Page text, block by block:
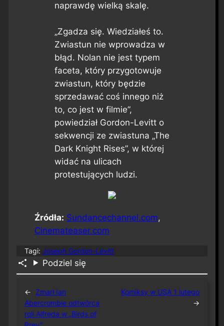
naprawdę wielką skalę.
„Zgadza się. Wiedziałeś to.
Zwiastun nie wprowadza w
błąd. Nolan nie jest typem
faceta, który przygotowuje
zwiastun, który będzie
sprzedawać coś innego niż
to, co jest w filmie”,
powiedział Gordon-Levitt o
sekwencji ze zwiastuna „The
Dark Knight Rises”, w której
widać na ulicach
protestujących ludzi.
Źródła: Sundancechannel.com,
Cinemateaser.com
Tagi: Joseph Gordon-Levitt
Podziel się
← Zmarł Ian
Abercrombie odtwórca
roli Alfreda w „Birds of
Komiksy w USA 1 lutego
→